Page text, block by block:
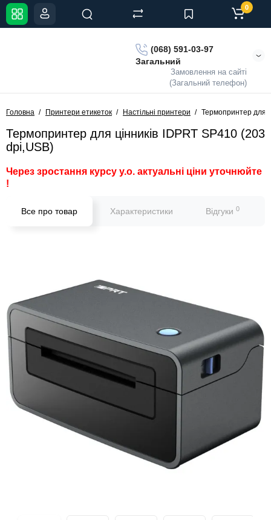
(068) 591-03-97
Загальний
Замовлення на сайті
(Загальний телефон)
0
Головна Принтери етикеток Настільні принтери Термопринтер для
Термопринтер для цінників IDPRT SP410 (203
dpi,USB)
Через зростання курсу у.о. актуальні ціни уточнюйте
!
Все про товар Характеристики Відгуки 0